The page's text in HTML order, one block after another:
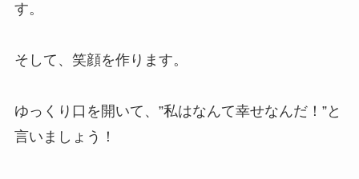
す。
そして、笑顔を作ります。
ゆっくり口を開いて、”私はなんて幸せなんだ！”と
言いましょう！